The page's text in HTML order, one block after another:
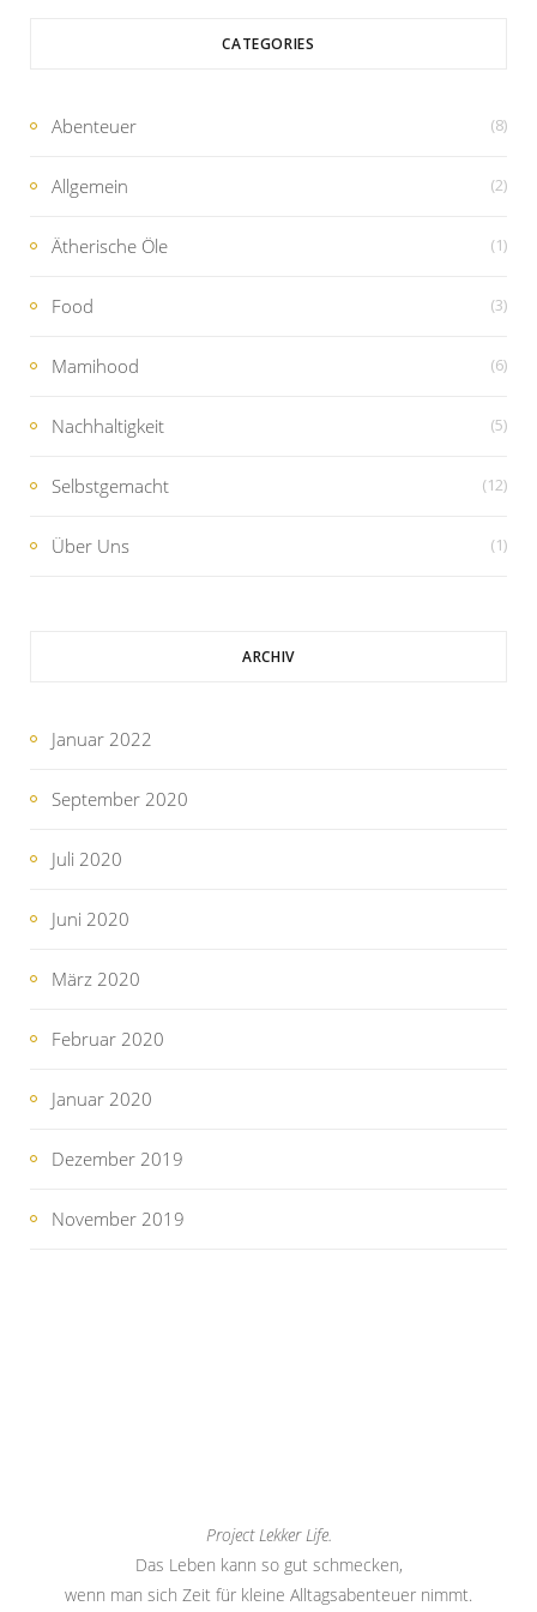
CATEGORIES
Abenteuer (8)
Allgemein (2)
Ätherische Öle (1)
Food (3)
Mamihood (6)
Nachhaltigkeit (5)
Selbstgemacht (12)
Über Uns (1)
ARCHIV
Januar 2022
September 2020
Juli 2020
Juni 2020
März 2020
Februar 2020
Januar 2020
Dezember 2019
November 2019
Project Lekker Life.
Das Leben kann so gut schmecken,
wenn man sich Zeit für kleine Alltagsabenteuer nimmt.